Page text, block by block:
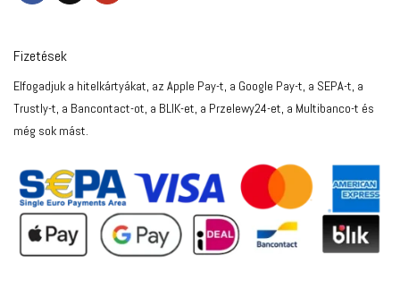
Fizetések
Elfogadjuk a hitelkártyákat, az Apple Pay-t, a Google Pay-t, a SEPA-t, a
Trustly-t, a Bancontact-ot, a BLIK-et, a Przelewy24-et, a Multibanco-t és
még sok mást.